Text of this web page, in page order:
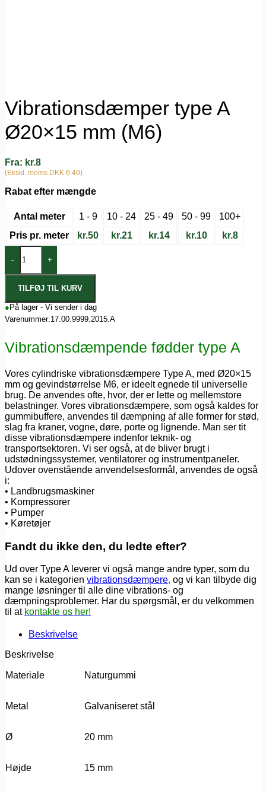
Vibrationsdæmper type A
Ø20×15 mm (M6)
Fra: kr.8
(Ekskl. moms DKK 6.40)
Rabat efter mængde
Antal meter 1 - 9 10 - 24 25 - 49 50 - 99
100+
Pris pr. meter
kr.50 kr.21 kr.14 kr.10 kr.8
- +
TILFØJ TIL KURV
●På lager - Vi sender i dag
Varenummer:17.00.9999.2015.A
Vibrationsdæmpende fødder type A
Vores cylindriske vibrationsdæmpere Type A, med Ø20×15
mm og gevindstørrelse M6, er ideelt egnede til universelle
brug. De anvendes ofte, hvor, der er lette og mellemstore
belastninger. Vores vibrationsdæmpere, som også kaldes for
gummibuffere, anvendes til dæmpning af alle former for stød,
slag fra kraner, vogne, døre, porte og lignende. Man ser tit
disse vibrationsdæmpere indenfor teknik- og
transportsektoren. Vi ser også, at de bliver brugt i
udstødningssystemer, ventilatorer og instrumentpaneler.
Udover ovenstående anvendelsesformål, anvendes de også
i:
• Landbrugsmaskiner
• Kompressorer
• Pumper
• Køretøjer
Fandt du ikke den, du ledte efter?
Ud over Type A leverer vi også mange andre typer, som du
kan se i kategorien vibrationsdæmpere, og vi kan tilbyde dig
mange løsninger til alle dine vibrations- og
dæmpningsproblemer. Har du spørgsmål, er du velkommen
til at kontakte os her!
Beskrivelse
Beskrivelse
Materiale Naturgummi
Metal Galvaniseret stål
Ø 20 mm
Højde 15 mm